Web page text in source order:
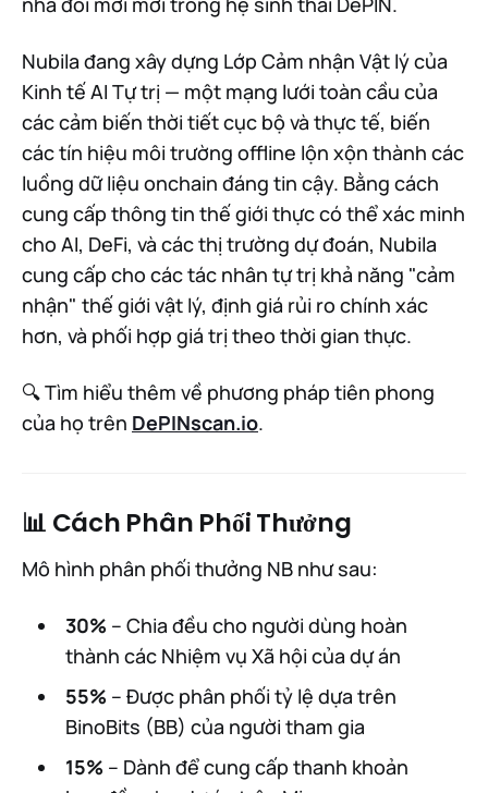
Nubila đang xây dựng Lớp Cảm nhận Vật lý của
Kinh tế AI Tự trị — một mạng lưới toàn cầu của
các cảm biến thời tiết cục bộ và thực tế, biến
các tín hiệu môi trường offline lộn xộn thành các
luồng dữ liệu onchain đáng tin cậy. Bằng cách
cung cấp thông tin thế giới thực có thể xác minh
cho AI, DeFi, và các thị trường dự đoán, Nubila
cung cấp cho các tác nhân tự trị khả năng "cảm
nhận" thế giới vật lý, định giá rủi ro chính xác
hơn, và phối hợp giá trị theo thời gian thực.
🔍 Tìm hiểu thêm về phương pháp tiên phong
của họ trên DePINscan.io.
📊 Cách Phân Phối Thưởng
Mô hình phân phối thưởng NB như sau:
30% – Chia đều cho người dùng hoàn
thành các Nhiệm vụ Xã hội của dự án
55% – Được phân phối tỷ lệ dựa trên
BinoBits (BB) của người tham gia
15% – Dành để cung cấp thanh khoản